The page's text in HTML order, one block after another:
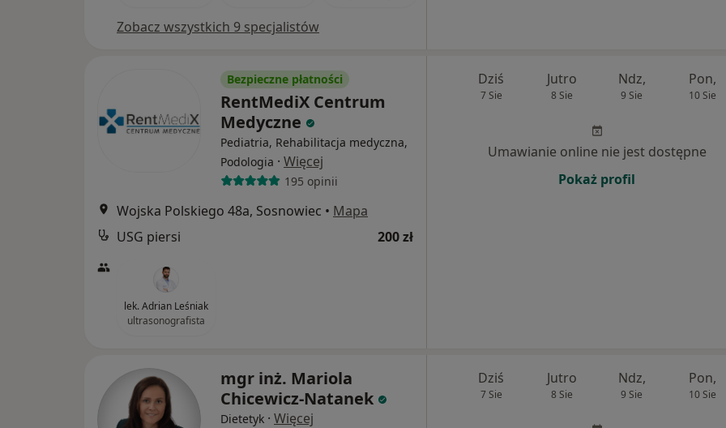
Zobacz wszystkich 9 specjalistów
Bezpieczne płatności
RentMediX Centrum
Medyczne
Pediatria, Rehabilitacja medyczna,
Podologia · Więcej
195 opinii
Wojska Polskiego 48a, Sosnowiec • Mapa
USG piersi
200 zł
lek. Adrian Leśniak
ultrasonografista
Dziś
7 Sie
Jutro
8 Sie
Ndz,
9 Sie
Pon,
10 Sie
Umawianie online nie jest dostępne
Pokaż profil
mgr inż. Mariola
Chicewicz-Natanek
Dietetyk · Więcej
Dziś
7 Sie
Jutro
8 Sie
Ndz,
9 Sie
Pon,
10 Sie